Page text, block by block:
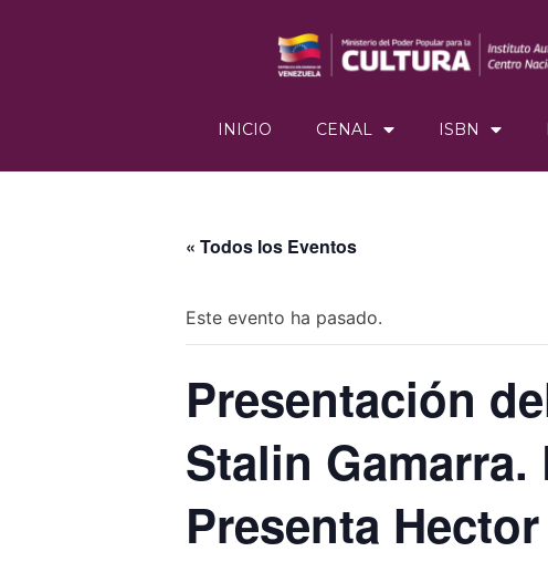
INICIO CENAL ISBN
« Todos los Eventos
Este evento ha pasado.
Presentación
Stalin
Presenta